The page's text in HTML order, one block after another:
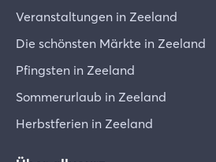
Veranstaltungen in Zeeland
Die schönsten Märkte in Zeeland
Pfingsten in Zeeland
Sommerurlaub in Zeeland
Herbstferien in Zeeland